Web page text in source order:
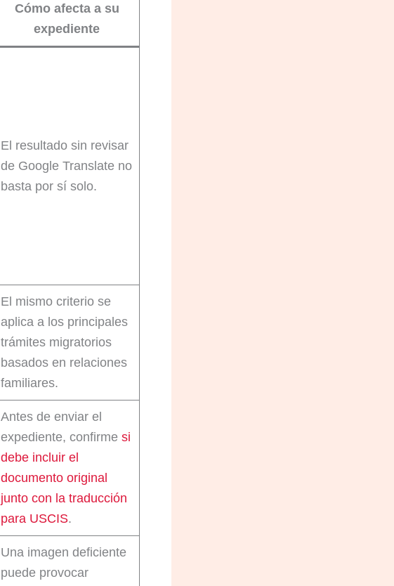
Cómo afecta a su
expediente
El resultado sin revisar
de Google Translate no
basta por sí solo.
El mismo criterio se
aplica a los principales
trámites migratorios
basados en relaciones
familiares.
Antes de enviar el
expediente, confirme si
debe incluir el
documento original
junto con la traducción
para USCIS.
Una imagen deficiente
puede provocar